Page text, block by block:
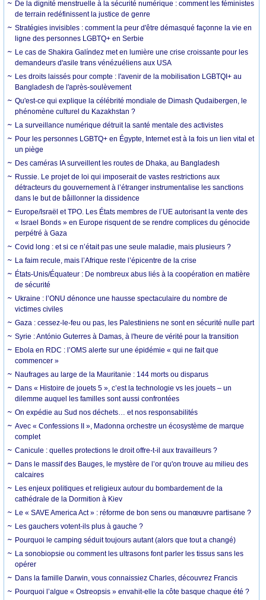
De la dignité menstruelle à la sécurité numérique : comment les féministes
de terrain redéfinissent la justice de genre
Stratégies invisibles : comment la peur d'être démasqué façonne la vie en
ligne des personnes LGBTQ+ en Serbie
Le cas de Shakira Galíndez met en lumière une crise croissante pour les
demandeurs d'asile trans vénézuéliens aux USA
Les droits laissés pour compte : l'avenir de la mobilisation LGBTQI+ au
Bangladesh de l'après-soulèvement
Qu'est-ce qui explique la célébrité mondiale de Dimash Qudaibergen, le
phénomène culturel du Kazakhstan ?
La surveillance numérique détruit la santé mentale des activistes
Pour les personnes LGBTQ+ en Égypte, Internet est à la fois un lien vital et
un piège
Des caméras IA surveillent les routes de Dhaka, au Bangladesh
Russie. Le projet de loi qui imposerait de vastes restrictions aux
détracteurs du gouvernement à l’étranger instrumentalise les sanctions
dans le but de bâillonner la dissidence
Europe/Israël et TPO. Les États membres de l’UE autorisant la vente des
« Israel Bonds » en Europe risquent de se rendre complices du génocide
perpétré à Gaza
Covid long : et si ce n’était pas une seule maladie, mais plusieurs ?
La faim recule, mais l’Afrique reste l’épicentre de la crise
États-Unis/Équateur : De nombreux abus liés à la coopération en matière
de sécurité
Ukraine : l’ONU dénonce une hausse spectaculaire du nombre de
victimes civiles
Gaza : cessez-le-feu ou pas, les Palestiniens ne sont en sécurité nulle part
Syrie : António Guterres à Damas, à l'heure de vérité pour la transition
Ebola en RDC : l’OMS alerte sur une épidémie « qui ne fait que
commencer »
Naufrages au large de la Mauritanie : 144 morts ou disparus
Dans « Histoire de jouets 5 », c’est la technologie vs les jouets – un
dilemme auquel les familles sont aussi confrontées
On expédie au Sud nos déchets… et nos responsabilités
Avec « Confessions II », Madonna orchestre un écosystème de marque
complet
Canicule : quelles protections le droit offre-t-il aux travailleurs ?
Dans le massif des Bauges, le mystère de l’or qu'on trouve au milieu des
calcaires
Les enjeux politiques et religieux autour du bombardement de la
cathédrale de la Dormition à Kiev
Le « SAVE America Act » : réforme de bon sens ou manœuvre partisane ?
Les gauchers votent-ils plus à gauche ?
Pourquoi le camping séduit toujours autant (alors que tout a changé)
La sonobiopsie ou comment les ultrasons font parler les tissus sans les
opérer
Dans la famille Darwin, vous connaissiez Charles, découvrez Francis
Pourquoi l’algue « Ostreopsis » envahit-elle la côte basque chaque été ?